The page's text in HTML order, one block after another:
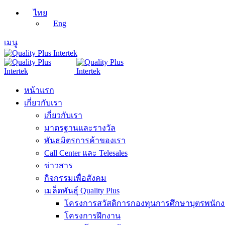
ไทย
Eng
เมนู
หน้าแรก
เกี่ยวกับเรา
เกี่ยวกับเรา
มาตรฐานและรางวัล
พันธมิตรการค้าของเรา
Call Center และ Telesales
ข่าวสาร
กิจกรรมเพื่อสังคม
เมล็ดพันธุ์ Quality Plus
โครงการสวัสดิการกองทุนการศึกษาบุตรพนัก
โครงการฝึกงาน